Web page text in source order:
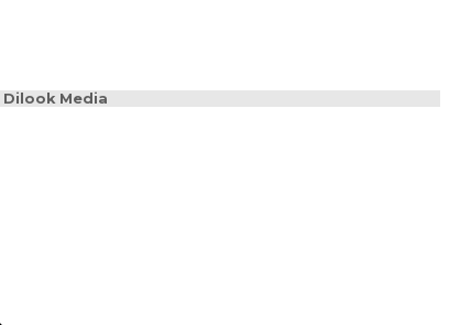
Dilook Media